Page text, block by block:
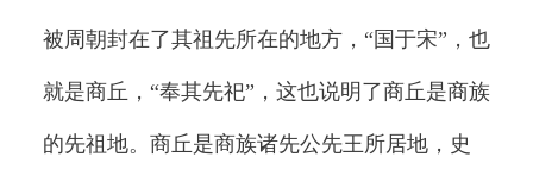
被周朝封在了其祖先所在的地方，“国于宋”，也
就是商丘，“奉其先祀”，这也说明了商丘是商族
的先祖地。商丘是商族诸先公先王所居地，史